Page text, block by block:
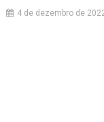
4 de dezembro de